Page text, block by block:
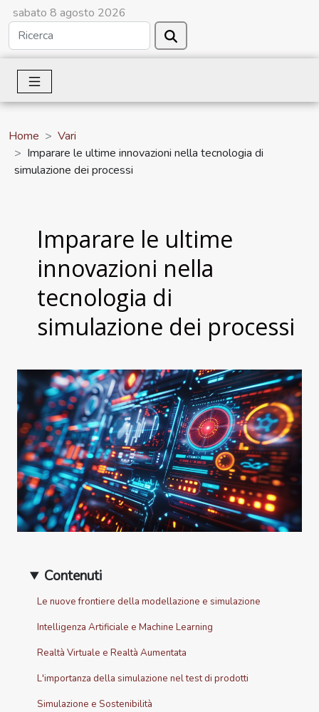
sabato 8 agosto 2026
Home
Vari
Imparare le ultime innovazioni nella tecnologia di
simulazione dei processi
Imparare le ultime
innovazioni nella
tecnologia di
simulazione dei processi
Contenuti
Le nuove frontiere della modellazione e simulazione
Intelligenza Artificiale e Machine Learning
Realtà Virtuale e Realtà Aumentata
L'importanza della simulazione nel test di prodotti
Simulazione e Sostenibilità